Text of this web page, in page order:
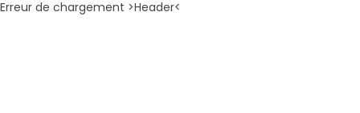
Erreur de chargement >Header<